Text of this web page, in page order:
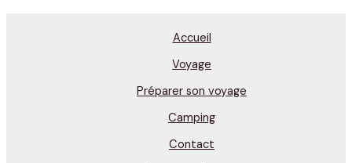
Accueil
Voyage
Préparer son voyage
Camping
Contact